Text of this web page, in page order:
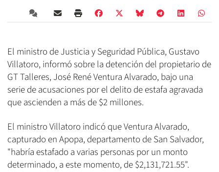
El ministro de Justicia y Seguridad Pública, Gustavo
Villatoro, informó sobre la detención del propietario de
GT Talleres, José René Ventura Alvarado, bajo una
serie de acusaciones por el delito de estafa agravada
que ascienden a más de $2 millones.
El ministro Villatoro indicó que Ventura Alvarado,
capturado en Apopa, departamento de San Salvador,
"habría estafado a varias personas por un monto
determinado, a este momento, de $2,131,721.55".